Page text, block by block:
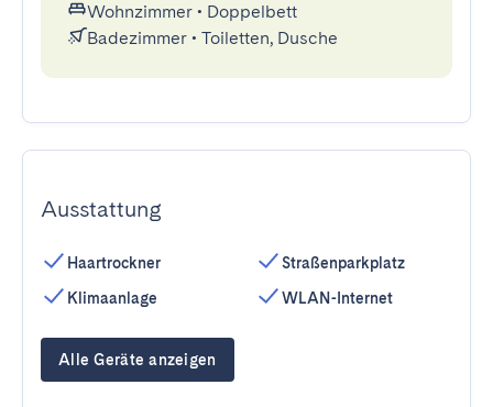
Wohnzimmer • Doppelbett
Badezimmer • Toiletten, Dusche
Ausstattung
Haartrockner
Klimaanlage
Straßenparkplatz
WLAN-Internet
Alle Geräte anzeigen